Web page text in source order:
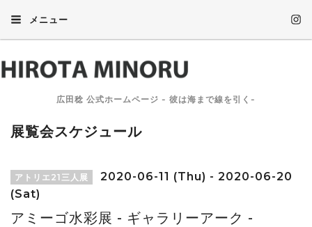
メニュー
広田稔 公式ホームページ - 彼は海まで線を引く-
展覧会スケジュール
アトリエ21三人展
2020-06-11 (Thu) - 2020-06-20
(Sat)
アミーゴ水彩展 - ギャラリーアーク -